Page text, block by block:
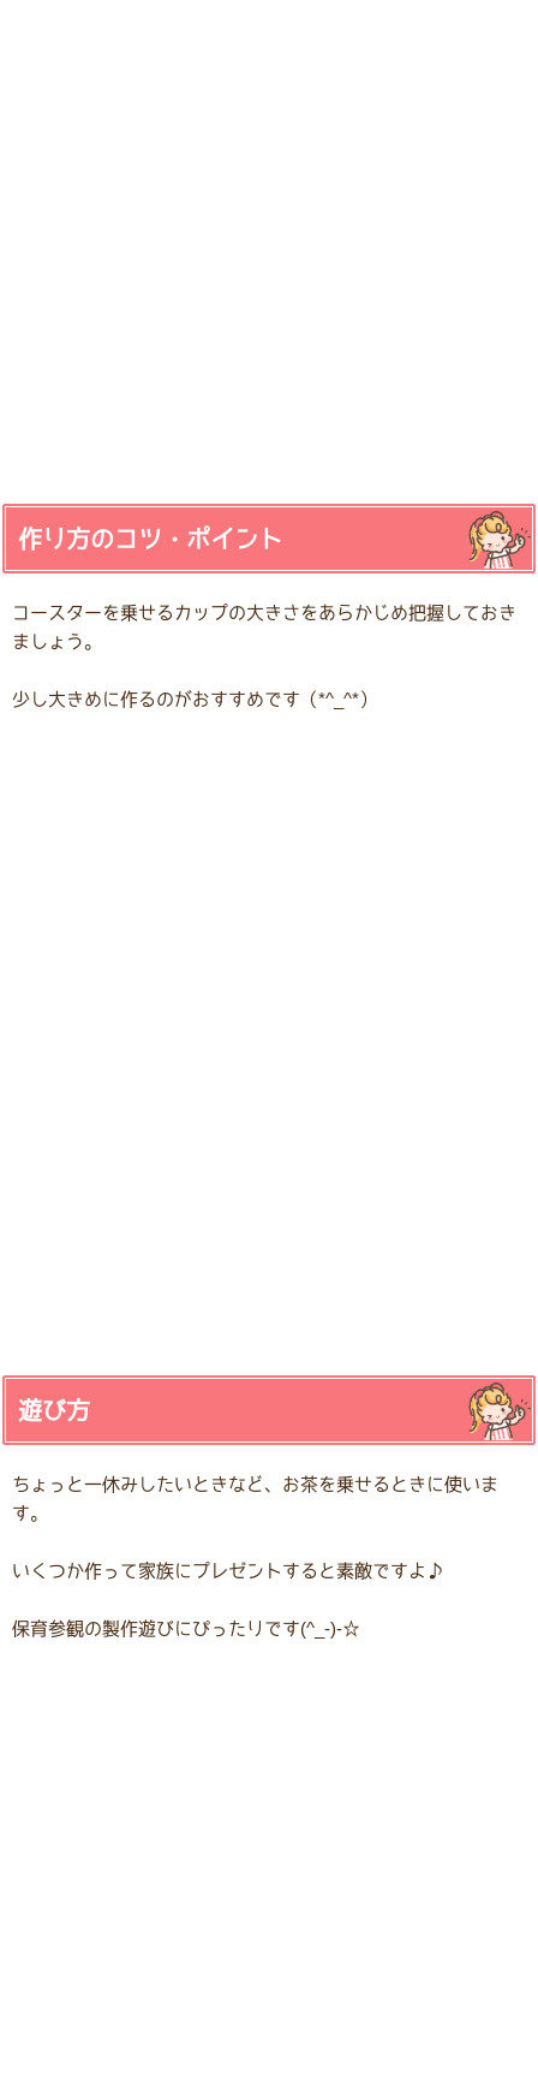
作り方のコツ・ポイント
コースターを乗せるカップの大きさをあらかじめ把握しておき
ましょう。
少し大きめに作るのがおすすめです（*^_^*）
遊び方
ちょっと一休みしたいときなど、お茶を乗せるときに使いま
す。
いくつか作って家族にプレゼントすると素敵ですよ♪
保育参観の製作遊びにぴったりです(^_-)-☆